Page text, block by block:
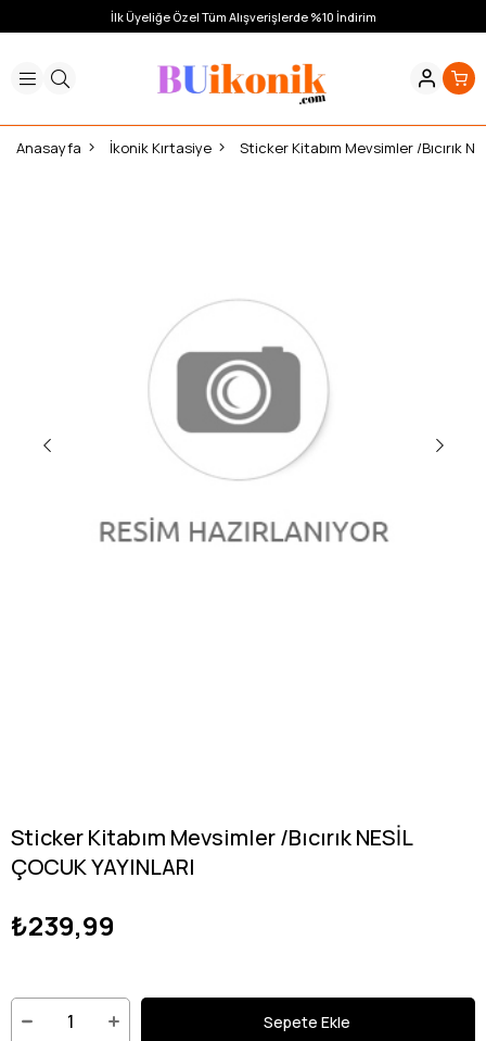
İlk Üyeliğe Özel Tüm Alışverişlerde %10 İndirim
Anasayfa İkonik Kırtasiye
Sticker Kitabım Mevsimler /Bıcırık NESİL
ÇOCUK YAYINLARI
₺239,99